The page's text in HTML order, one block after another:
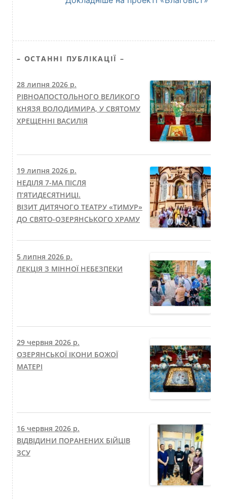
– ОСТАННІ ПУБЛІКАЦІЇ –
28 липня 2026 р.
РІВНОАПОСТОЛЬНОГО ВЕЛИКОГО
КНЯЗЯ ВОЛОДИМИРА, У СВЯТОМУ
ХРЕЩЕННІ ВАСИЛІЯ
19 липня 2026 р.
НЕДІЛЯ 7-МА ПІСЛЯ
П’ЯТИДЕСЯТНИЦІ.
ВІЗИТ ДИТЯЧОГО ТЕАТРУ «ТИМУР»
ДО СВЯТО-ОЗЕРЯНСЬКОГО ХРАМУ
5 липня 2026 р.
ЛЕКЦІЯ З МІННОЇ НЕБЕЗПЕКИ
29 червня 2026 р.
ОЗЕРЯНСЬКОЇ ІКОНИ БОЖОЇ
МАТЕРІ
16 червня 2026 р.
ВІДВІДИНИ ПОРАНЕНИХ БІЙЦІВ
ЗСУ